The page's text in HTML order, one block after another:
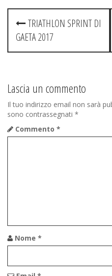
Post
navigation
TRIATHLON SPRINT DI
GAETA 2017
Lascia un commento
Il tuo indirizzo email non sarà
sono contrassegnati *
Commento *
Nome *